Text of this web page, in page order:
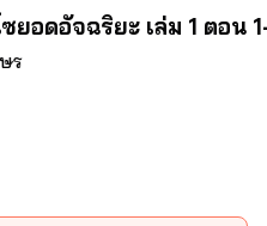
เรียกฉันว่าเด็กน้อยได้ไหม”
ยอดอัจฉริยะ เล่ม 1 ตอน
ร